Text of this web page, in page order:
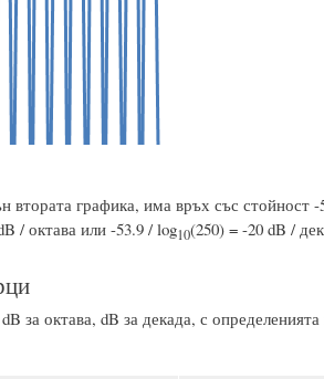
графика, има връх със стойност
/ октава или -53.9 / log10(250) = -20 dB /
за октава, dB за декада, с